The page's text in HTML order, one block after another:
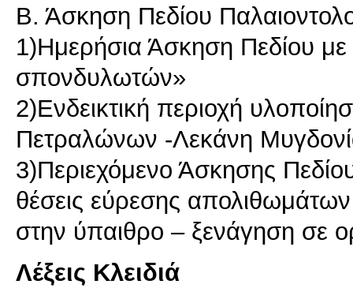
Β. Άσκηση Πεδίου
1)Ημερήσια Άσκηση Πεδίου με
σπονδυλωτών»
2)Ενδεικτική περιοχή
Πετραλώνων -Λεκάνη
3)Περιεχόμενο Άσκησης
θέσεις εύρεσης
Λέξεις Κλειδιά